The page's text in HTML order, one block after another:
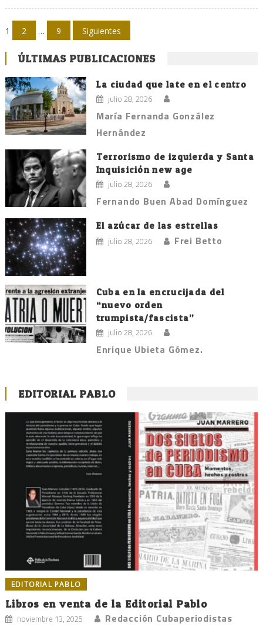
Navegación
de
entradas
1 2 … 9 Siguientes
ÚLTIMAS PUBLICACIONES
La ciudad que late en el centro
julio 28, 2026
María Fernanda González
Hernández
Terrorismo de izquierda y Santa
Inquisición new age
julio 28, 2026
Fernando Buen Abad Domínguez
El azúcar de las estrellas
julio 28, 2026 Frei Betto
Cuba en la encrucijada del
“nuevo orden
trumpista/fascista”
julio 28, 2026
Enrique Ubieta Gómez.
EDITORIAL PABLO
EDITORIAL PABLO
Libros en venta de la Editorial Pablo
noviembre 13, 2025 Redacción Cubaperiodistas